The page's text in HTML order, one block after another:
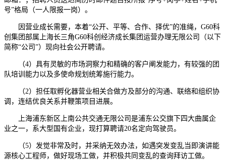
号”格局（一人限报一岗）。
因营业成长需要，本着“公开、平等、合作、择优”的准绳，G60科
创集团部属上海长三角G60科创经济成长集团运营办理无限公司（以下
简称“公司”）现向社会公开聘请。
（4）具有灵敏的市场洞察力和精确的客户阐发能力，有较强的团
队培训能力以及多使命规划统筹施行能力。
（2）担任取孵化器营业相关合做方及部分的沟通、联络和组织协
调，连结优良关系并鞭策项目进展。
上海浦东新区上南公共交通无限公司是浦东公交旗下四大曲属企
业之一，系大型国有企业，现打算聘请20名定向驾驶员。
（5）发觉非常及时，并采纳无效办法，如遇突发变乱当即演讲能
源核心工程师，做好现场工做，并积极共同变乱的查询拜访工做。